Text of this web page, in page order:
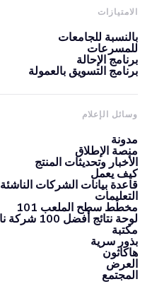
الامتيازات
بالنسبة للجامعات
للمسرعات
برنامج الإحالة
برنامج التسويق بالعمولة
وسائل الإعلام
مدونة
منصة الإطلاق
الأخبار وتحديثات المنتج
كيف يعمل
قاعدة بيانات الشركات الناشئة
التعليمات
مخطط سطح الملعب 101
لوحة نتائج أفضل 100 شركة ناشئة
مكتبة
بذور سرية
هاكاثون
العرض
المجتمع